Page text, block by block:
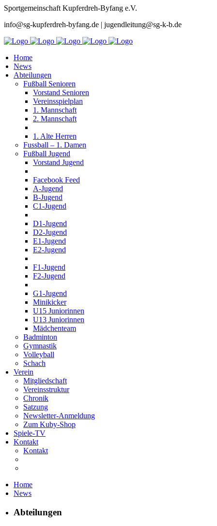
Sportgemeinschaft Kupferdreh-Byfang e.V.
info@sg-kupferdreh-byfang.de | jugendleitung@sg-k-b.de
Home
News
Abteilungen
Fußball Senioren
Vorstand Senioren
Vereinsspielplan
1. Mannschaft
2. Mannschaft
1. Alte Herren
Fussball – 1. Damen
Fußball Jugend
Vorstand Jugend
Facebook Feed
A-Jugend
B-Jugend
C1-Jugend
D1-Jugend
D2-Jugend
E1-Jugend
E2-Jugend
F1-Jugend
F2-Jugend
G1-Jugend
Minikicker
U15 Juniorinnen
U13 Juniorinnen
Mädchenteam
Badminton
Gymnastik
Volleyball
Schach
Verein
Mitgliedschaft
Vereinsstruktur
Chronik
Satzung
Newsletter-Anmeldung
Zum Kuby-Shop
Spiele-TV
Kontakt
Kontakt
Home
News
Abteilungen